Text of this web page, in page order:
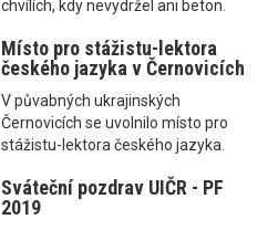
chvílích, kdy nevydržel ani beton.
Místo pro stážistu-lektora
českého jazyka v Černovicích
V půvabných ukrajinských
Černovicích se uvolnilo místo pro
stážistu-lektora českého jazyka.
Sváteční pozdrav UIČR - PF
2019